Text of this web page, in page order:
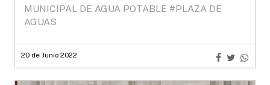
MUNICIPAL DE AGUA POTABLE #PLAZA DE
AGUAS
20 de Junio 2022